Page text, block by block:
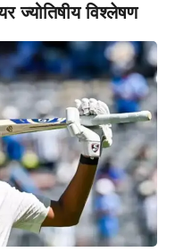
विश्लेषण